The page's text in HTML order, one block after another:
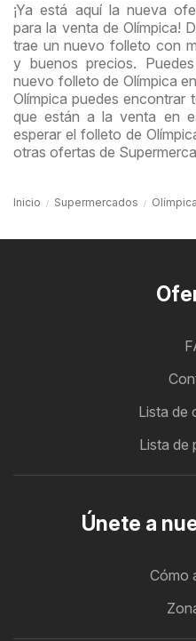
¡Ya está aquí la nueva
para la venta de Olímpica!
trae un nuevo folleto con
y buenos precios.
nuevo folleto de Olímpica
Olímpica puedes
que están a la venta en
esperar el folleto de
otras ofertas de
Inicio Supermercados Olímpica
Lista de
Lista de
Únete a
Cómo